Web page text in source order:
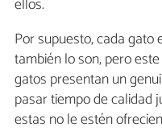
Por supuesto, cada gato
también lo son, pero
gatos presentan un
pasar tiempo de calidad
estas no le estén